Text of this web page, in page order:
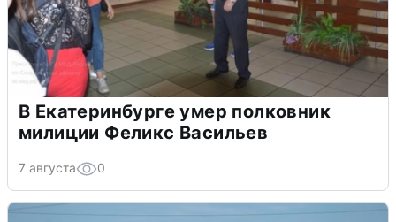
В Екатеринбурге умер полковник
милиции Феликс Васильев
7 августа 0